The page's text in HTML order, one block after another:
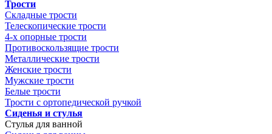
Трости
Складные трости
Телескопические трости
4-х опорные трости
Противоскользящие трости
Металлические трости
Женские трости
Мужские трости
Белые трости
Трости с ортопедической ручкой
Сиденья и стулья
Стулья для ванной